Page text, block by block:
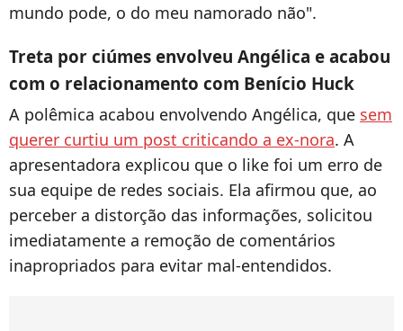
mundo pode, o do meu namorado não".
Treta por ciúmes envolveu Angélica e acabou
com o relacionamento com Benício Huck
A polêmica acabou envolvendo Angélica, que sem
querer curtiu um post criticando a ex-nora. A
apresentadora explicou que o like foi um erro de
sua equipe de redes sociais. Ela afirmou que, ao
perceber a distorção das informações, solicitou
imediatamente a remoção de comentários
inapropriados para evitar mal-entendidos.